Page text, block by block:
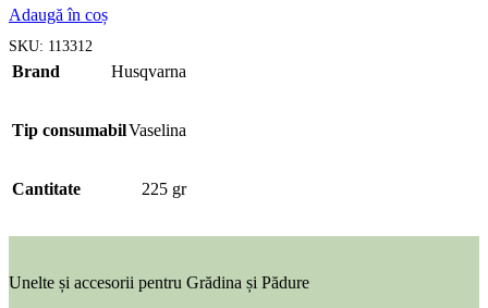
Adaugă în coș
SKU: 113312
Brand Husqvarna
Tip consumabilVaselina
Cantitate 225 gr
Unelte și accesorii pentru Grădina și Pădure